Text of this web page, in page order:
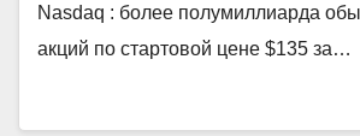
Nasdaq : более полумиллиарда
акций по стартовой цене $135 за…